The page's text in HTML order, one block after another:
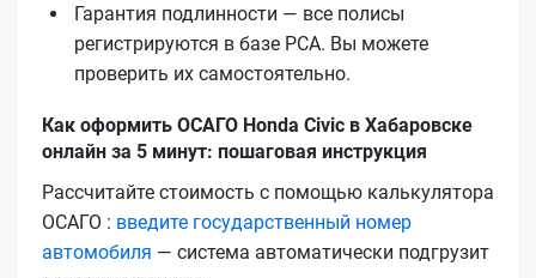
Гарантия подлинности — все полисы
регистрируются в базе РСА. Вы можете
проверить их самостоятельно.
Как оформить ОСАГО Honda Civic в Хабаровске
онлайн за 5 минут: пошаговая инструкция
Рассчитайте стоимость с помощью калькулятора
ОСАГО : введите государственный номер
автомобиля — система автоматически подгрузит